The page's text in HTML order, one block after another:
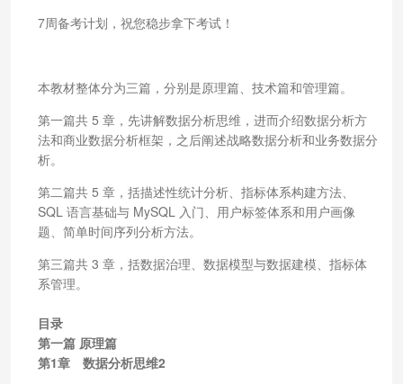
7周备考计划，祝您稳步拿下考试！
本教材整体分为三篇，分别是原理篇、技术篇和管理篇。
第一篇共 5 章，先讲解数据分析思维，进而介绍数据分析方
法和商业数据分析框架，之后阐述战略数据分析和业务数据分
析。
第二篇共 5 章，括描述性统计分析、指标体系构建方法、
SQL 语言基础与 MySQL 入门、用户标签体系和用户画像
题、简单时间序列分析方法。
第三篇共 3 章，括数据治理、数据模型与数据建模、指标体
系管理。
目录
第一篇 原理篇
第1章 数据分析思维2